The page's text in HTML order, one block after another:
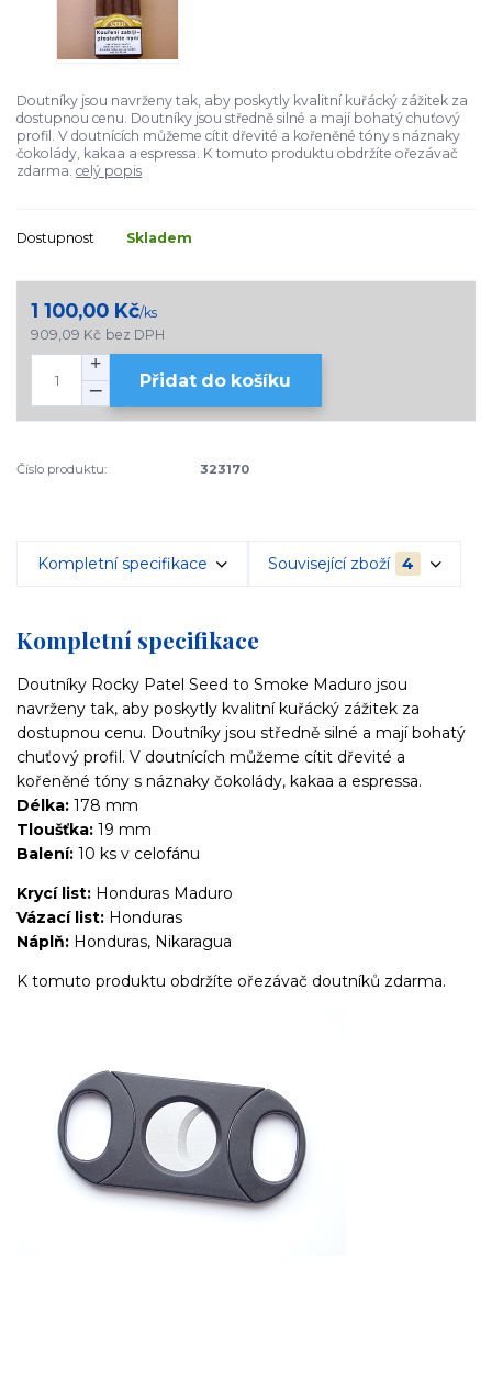
Doutníky jsou navrženy tak, aby poskytly kvalitní kuřácký zážitek za
dostupnou cenu. Doutníky jsou středně silné a mají bohatý chuťový
profil. V doutnících můžeme cítit dřevité a kořeněné tóny s náznaky
čokolády, kakaa a espressa. K tomuto produktu obdržíte ořezávač
zdarma. celý popis
Dostupnost Skladem
1 100,00 Kč/ks
909,09 Kč bez DPH
Přidat do košíku
Číslo produktu: 323170
Kompletní specifikace Související zboží 4
Kompletní specifikace
Doutníky Rocky Patel Seed to Smoke Maduro jsou
navrženy tak, aby poskytly kvalitní kuřácký zážitek za
dostupnou cenu. Doutníky jsou středně silné a mají bohatý
chuťový profil. V doutnících můžeme cítit dřevité a
kořeněné tóny s náznaky čokolády, kakaa a espressa.
Délka: 178 mm
Tloušťka: 19 mm
Balení: 10 ks v celofánu
Krycí list: Honduras Maduro
Vázací list: Honduras
Náplň: Honduras, Nikaragua
K tomuto produktu obdržíte ořezávač doutníků zdarma.